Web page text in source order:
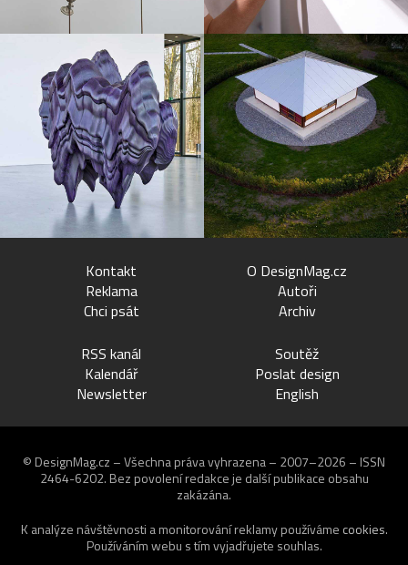
Kontakt
Reklama
Chci psát
O DesignMag.cz
Autoři
Archiv
RSS kanál
Kalendář
Newsletter
Soutěž
Poslat design
English
© DesignMag.cz – Všechna práva vyhrazena – 2007–2026 – ISSN
2464-6202. Bez povolení redakce je další publikace obsahu
zakázána.
K analýze návštěvnosti a monitorování reklamy používáme cookies.
Používáním webu s tím vyjadřujete souhlas.